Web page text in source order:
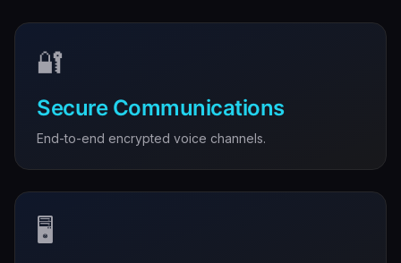
🔐
Secure Communications
End-to-end encrypted voice channels.
🖥️